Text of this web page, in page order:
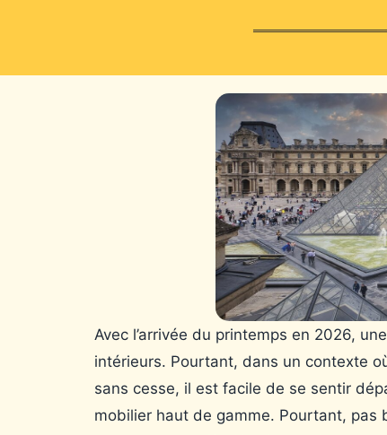
Avec l’arrivée du printemps en 2026,
intérieurs. Pourtant, dans un contexte
sans cesse, il est facile de se sentir
mobilier haut de gamme. Pourtant,